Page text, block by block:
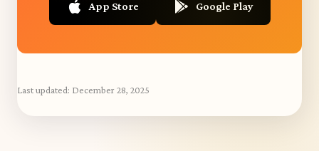
App Store Google Play
Last updated: December 28, 2025